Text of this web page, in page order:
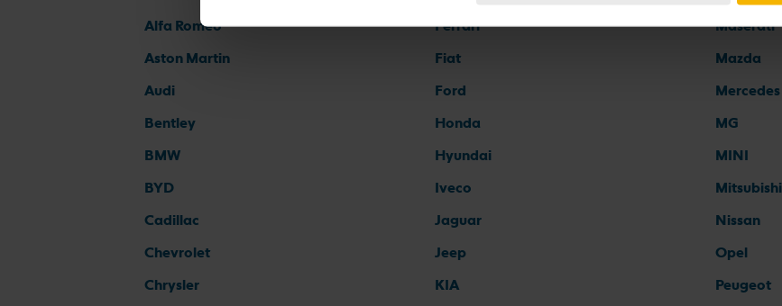
Alfa Romeo
Aston Martin
Audi
Bentley
BMW
BYD
Cadillac
Chevrolet
Chrysler
Ferrari
Fiat
Ford
Honda
Hyundai
Iveco
Jaguar
Jeep
KIA
Maserati
Mazda
Mercedes
MG
MINI
Mitsubishi
Nissan
Opel
Peugeot